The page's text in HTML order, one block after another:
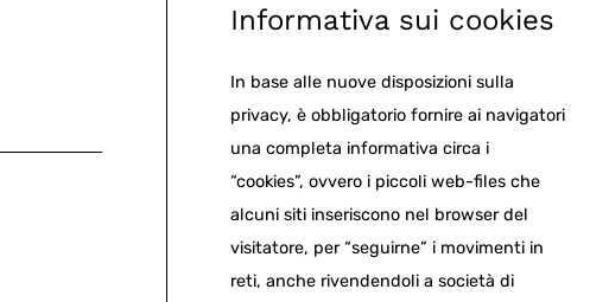
Informativa sui cookies
In base alle nuove disposizioni sulla
privacy, è obbligatorio fornire ai navigatori
una completa informativa circa i
“cookies”, ovvero i piccoli web-files che
alcuni siti inseriscono nel browser del
visitatore, per “seguirne” i movimenti in
reti, anche rivendendoli a società di